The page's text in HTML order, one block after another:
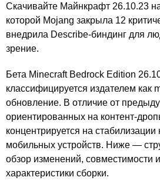
Скачивайте Майнкрафт 26.10.23
которой Mojang закрыла 12
внедрила Describe-биндинг для
зрение.
Бета Minecraft Bedrock Edition
классифицируется издателем как
обновление. В отличие от
ориентированных на контент-
концентрируется на стабилизации
мобильных устройств. Ниже —
обзор изменений, совместимости
характеристики сборки.